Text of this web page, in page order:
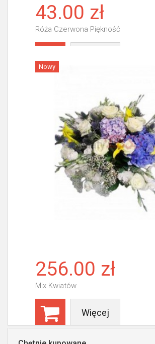
43.00 zł
Róża Czerwona Piękność
Nowy
256.00 zł
Mix Kwiatów
Więcej